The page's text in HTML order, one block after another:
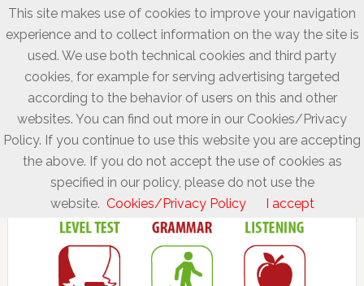
This site makes use of cookies to improve your navigation
experience and to collect information on the way the site is
used. We use both technical cookies and third party
cookies, for example for serving advertising targeted
according to the behavior of users on this and other
websites. You can find out more in our Cookies/Privacy
Policy. If you continue to use this website you are accepting
the above. If you do not accept the use of cookies as
specified in our policy, please do not use the
website. Cookies/Privacy Policy I accept